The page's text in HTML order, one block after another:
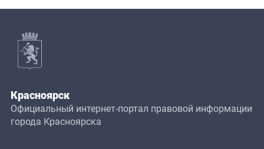
Красноярск
Официальный интернет-портал правовой информации
города Красноярска